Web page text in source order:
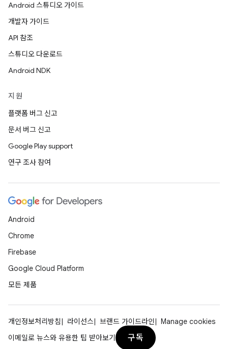
Android 스튜디오 가이드
개발자 가이드
API 참조
스튜디오 다운로드
Android NDK
지원
플랫폼 버그 신고
문서 버그 신고
Google Play support
연구 조사 참여
Android
Chrome
Firebase
Google Cloud Platform
모든 제품
개인정보처리방침 라이선스 브랜드 가이드라인
Manage cookies
이메일로 뉴스와 유용한 팁 받아보기
구독